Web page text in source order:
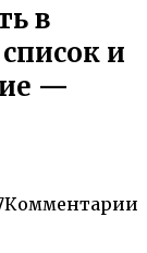
в
и
—
Комментарии